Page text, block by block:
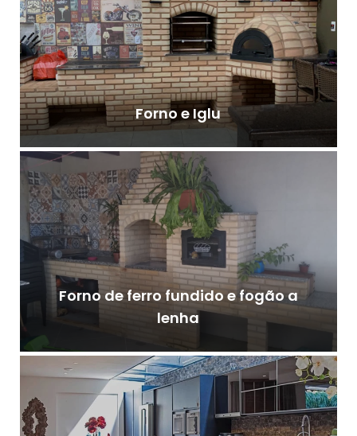
Forno e Iglu
Forno de ferro fundido e fogão a
lenha